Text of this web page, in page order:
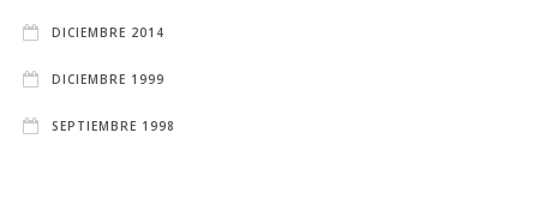
DICIEMBRE 2014
DICIEMBRE 1999
SEPTIEMBRE 1998